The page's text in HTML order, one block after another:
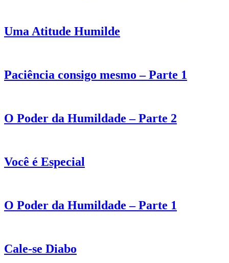
Uma Atitude Humilde
Paciência consigo mesmo – Parte 1
O Poder da Humildade – Parte 2
Você é Especial
O Poder da Humildade – Parte 1
Cale-se Diabo